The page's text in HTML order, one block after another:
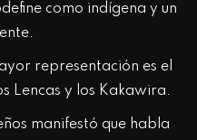
como indígena y un
representación es el
Lencas y los Kakawira.
manifestó que habla